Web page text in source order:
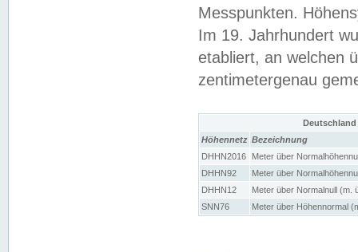
Messpunkten.
Im 19. Jahrhundert
etabliert, an welchen
zentimetergenau
Höhennetz Bezeichnung
DHHN2016
Meter über
DHHN92
Meter über
DHHN12
Meter über Normalnull (m.
SNN76
Meter über Höhennormal